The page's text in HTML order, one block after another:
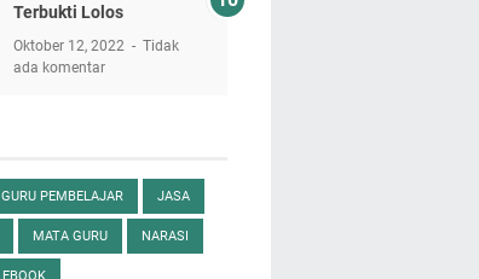
Terbukti Lolos
Oktober 12, 2022
Tidak
ada komentar
GURU PEMBELAJAR JASA
MATA GURU NARASI